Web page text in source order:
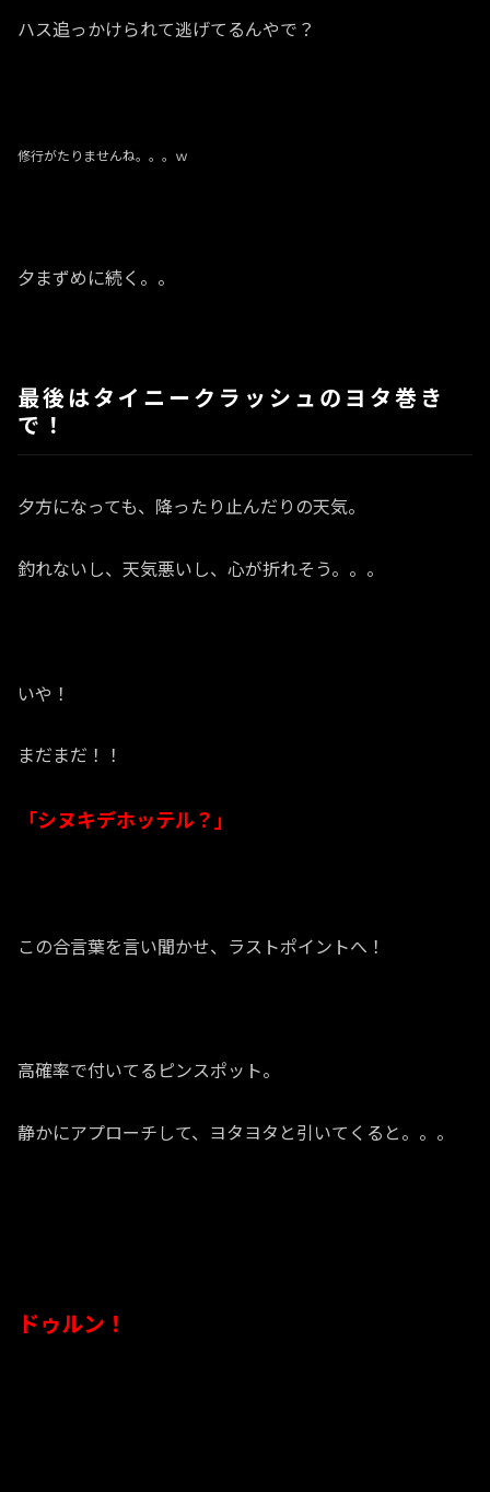
ハス追っかけられて逃げてるんやで？
修行がたりませんね。。。ｗ
夕まずめに続く。。
最後はタイニークラッシュのヨタ巻き
で！
夕方になっても、降ったり止んだりの天気。
釣れないし、天気悪いし、心が折れそう。。。
いや！
まだまだ！！
「シヌキデホッテル？」
この合言葉を言い聞かせ、ラストポイントへ！
高確率で付いてるピンスポット。
静かにアプローチして、ヨタヨタと引いてくると。。。
ドゥルン！